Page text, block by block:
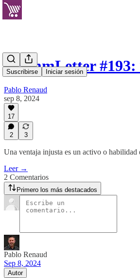
Suscribirse Iniciar sesión
EcommLetter
Pablo Renaud
sep 8, 2024
17
2 3
Una ventaja injusta es un activo o
Leer →
2 Comentarios
Primero los más destacados
Pablo Renaud
Sep 8, 2024
Autor